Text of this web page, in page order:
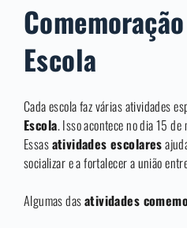
Escola
Cada escola faz várias atividades
Escola. Isso acontece no dia 15
Essasatividades escolares
socializar e a fortalecer a união
Algumas dasatividades